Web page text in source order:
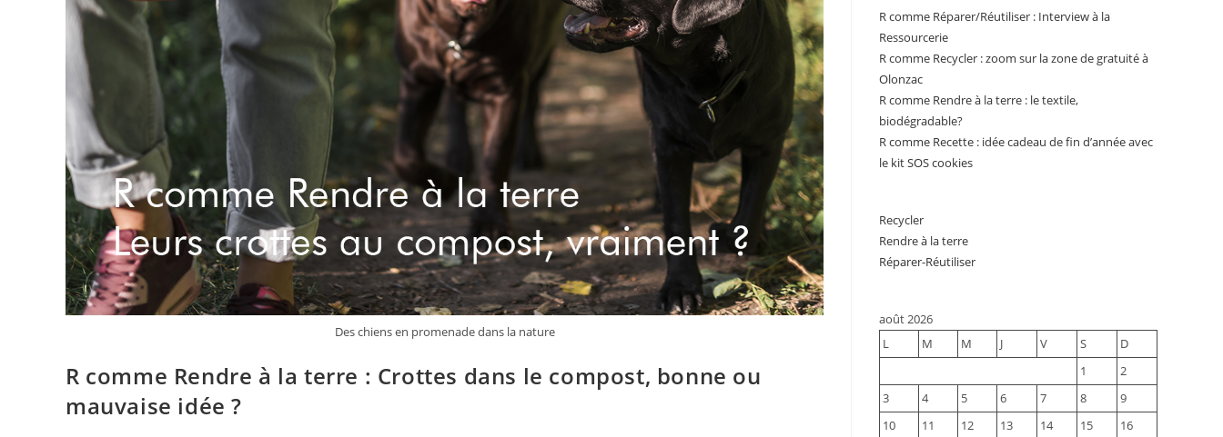
Des chiens en promenade dans la nature
R comme Rendre à la terre : Crottes dans le compost, bonne ou
mauvaise idée ?
R comme Réparer/Réutiliser : Interview à la
Ressourcerie
R comme Recycler : zoom sur la zone de gratuité à
Olonzac
R comme Rendre à la terre : le textile,
biodégradable?
R comme Recette : idée cadeau de fin d’année avec
le kit SOS cookies
Recycler
Rendre à la terre
Réparer-Réutiliser
août 2026
L
M M J V S
D
1
2
3
4 5 6 7 8
9
10
11 12 13 14 15
16